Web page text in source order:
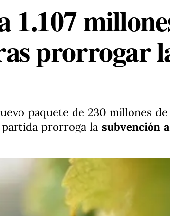
1.107
prorrogar
paquete de 230 millones
partida prorroga la subvención